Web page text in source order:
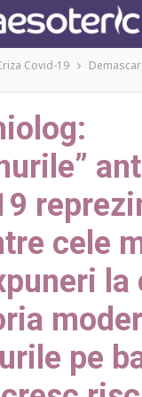
Covid-19
cele
la
pe